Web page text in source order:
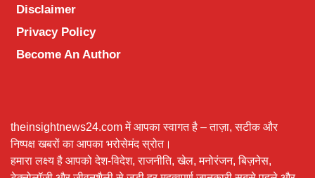
Disclaimer
Privacy Policy
Become An Author
theinsightnews24.com में आपका स्वागत है – ताज़ा, सटीक और
निष्पक्ष खबरों का आपका भरोसेमंद स्रोत।
हमारा लक्ष्य है आपको देश-विदेश, राजनीति, खेल, मनोरंजन, बिज़नेस,